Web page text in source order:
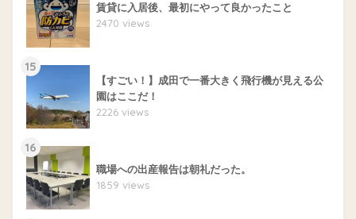
賃貸に入居後、最初にやって良かったこと
2470 views
15
【すごい！】成田で一番大きく飛行機が見える公
園はここだ！
2226 views
16
職場への出産報告は朝礼だった。
1859 views